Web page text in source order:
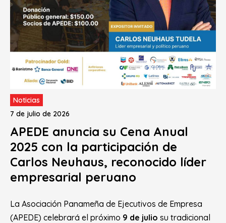
Noticias
7 de julio de 2026
APEDE anuncia su Cena Anual
2025 con la participación de
Carlos Neuhaus, reconocido líder
empresarial peruano
La Asociación Panameña de Ejecutivos de Empresa
(APEDE) celebrará el próximo 9 de julio su tradicional